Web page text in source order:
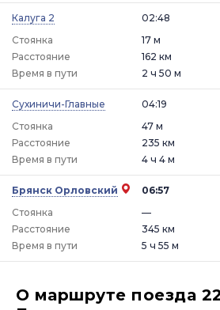
Калуга 2
02:48
Стоянка
17 м
Расстояние
162 км
Время в пути
2 ч 50 м
Сухиничи-Главные
04:19
Стоянка
47 м
Расстояние
235 км
Время в пути
4 ч 4 м
Брянск Орловский
06:57
Стоянка
—
Расстояние
345 км
Время в пути
5 ч 55 м
О маршруте поезда